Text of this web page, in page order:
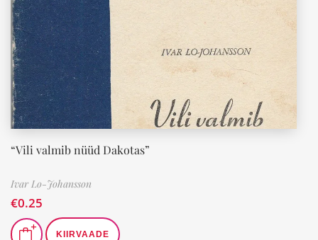
“Vili valmib nüüd Dakotas”
Ivar Lo-Johansson
€0.25
KIIRVAADE